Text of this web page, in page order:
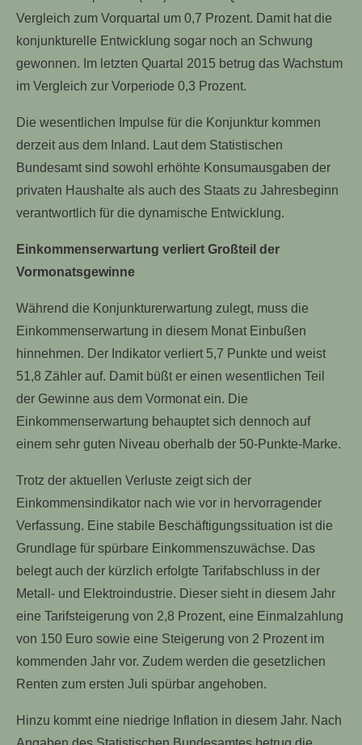
Vergleich zum Vorquartal um 0,7 Prozent. Damit hat die
konjunkturelle Entwicklung sogar noch an Schwung
gewonnen. Im letzten Quartal 2015 betrug das Wachstum
im Vergleich zur Vorperiode 0,3 Prozent.
Die wesentlichen Impulse für die Konjunktur kommen
derzeit aus dem Inland. Laut dem Statistischen
Bundesamt sind sowohl erhöhte Konsumausgaben der
privaten Haushalte als auch des Staats zu Jahresbeginn
verantwortlich für die dynamische Entwicklung.
Einkommenserwartung verliert Großteil der
Vormonatsgewinne
Während die Konjunkturerwartung zulegt, muss die
Einkommenserwartung in diesem Monat Einbußen
hinnehmen. Der Indikator verliert 5,7 Punkte und weist
51,8 Zähler auf. Damit büßt er einen wesentlichen Teil
der Gewinne aus dem Vormonat ein. Die
Einkommenserwartung behauptet sich dennoch auf
einem sehr guten Niveau oberhalb der 50-Punkte-Marke.
Trotz der aktuellen Verluste zeigt sich der
Einkommensindikator nach wie vor in hervorragender
Verfassung. Eine stabile Beschäftigungssituation ist die
Grundlage für spürbare Einkommenszuwächse. Das
belegt auch der kürzlich erfolgte Tarifabschluss in der
Metall- und Elektroindustrie. Dieser sieht in diesem Jahr
eine Tarifsteigerung von 2,8 Prozent, eine Einmalzahlung
von 150 Euro sowie eine Steigerung von 2 Prozent im
kommenden Jahr vor. Zudem werden die gesetzlichen
Renten zum ersten Juli spürbar angehoben.
Hinzu kommt eine niedrige Inflation in diesem Jahr. Nach